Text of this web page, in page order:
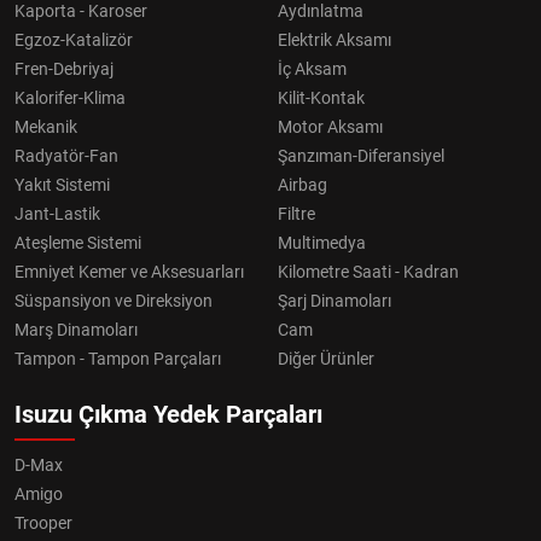
Kaporta - Karoser
Aydınlatma
Egzoz-Katalizör
Elektrik Aksamı
Fren-Debriyaj
İç Aksam
Kalorifer-Klima
Kilit-Kontak
Mekanik
Motor Aksamı
Radyatör-Fan
Şanzıman-Diferansiyel
Yakıt Sistemi
Airbag
Jant-Lastik
Filtre
Ateşleme Sistemi
Multimedya
Emniyet Kemer ve Aksesuarları
Kilometre Saati - Kadran
Süspansiyon ve Direksiyon
Şarj Dinamoları
Marş Dinamoları
Cam
Tampon - Tampon Parçaları
Diğer Ürünler
Isuzu Çıkma Yedek Parçaları
D-Max
Amigo
Trooper